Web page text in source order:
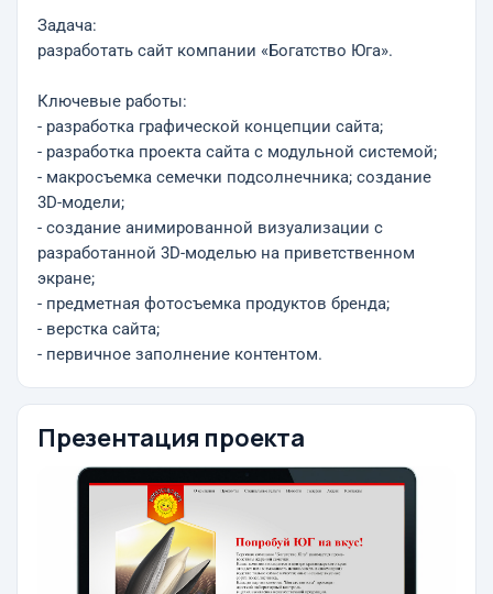
Задача:
разработать сайт компании «Богатство Юга».
Ключевые работы:
- разработка графической концепции сайта;
- разработка проекта сайта с модульной системой;
- макросъемка семечки подсолнечника; создание
3D-модели;
- создание анимированной визуализации с
разработанной 3D-моделью на приветственном
экране;
- предметная фотосъемка продуктов бренда;
- верстка сайта;
- первичное заполнение контентом.
Презентация проекта